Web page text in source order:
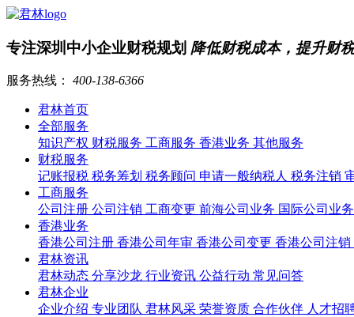
专注深圳中小企业财税规划 降低财税成本，提升财
服务热线： 400-138-6366
君林首页
全部服务
知识产权 财税服务 工商服务 香港业务 其他服务
财税服务
记账报税 税务筹划 税务顾问 申请一般纳税人 税务注销
工商服务
公司注册 公司注销 工商变更 前海公司业务 国际公司业
香港业务
香港公司注册 香港公司年审 香港公司变更 香港公司注销
君林资讯
君林动态 分享沙龙 行业资讯 公益行动 常见问答
君林企业
企业介绍 专业团队 君林风采 荣誉资质 合作伙伴 人才招